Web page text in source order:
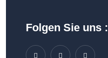
Folgen Sie uns :